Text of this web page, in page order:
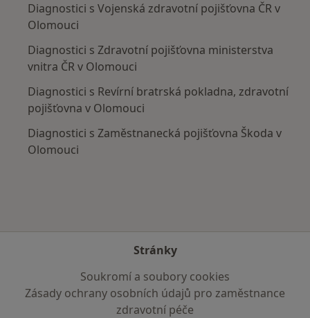
Diagnostici s Vojenská zdravotní pojišťovna ČR v
Olomouci
Diagnostici s Zdravotní pojišťovna ministerstva
vnitra ČR v Olomouci
Diagnostici s Revírní bratrská pokladna, zdravotní
pojišťovna v Olomouci
Diagnostici s Zaměstnanecká pojišťovna Škoda v
Olomouci
Stránky
Soukromí a soubory cookies
Zásady ochrany osobních údajů pro zaměstnance
zdravotní péče